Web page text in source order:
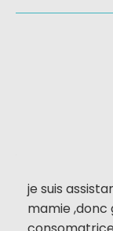
je suis
mamie ,donc